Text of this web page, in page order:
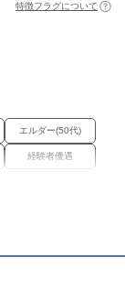
特徴フラグについて
エルダー(50代)
経験者優遇